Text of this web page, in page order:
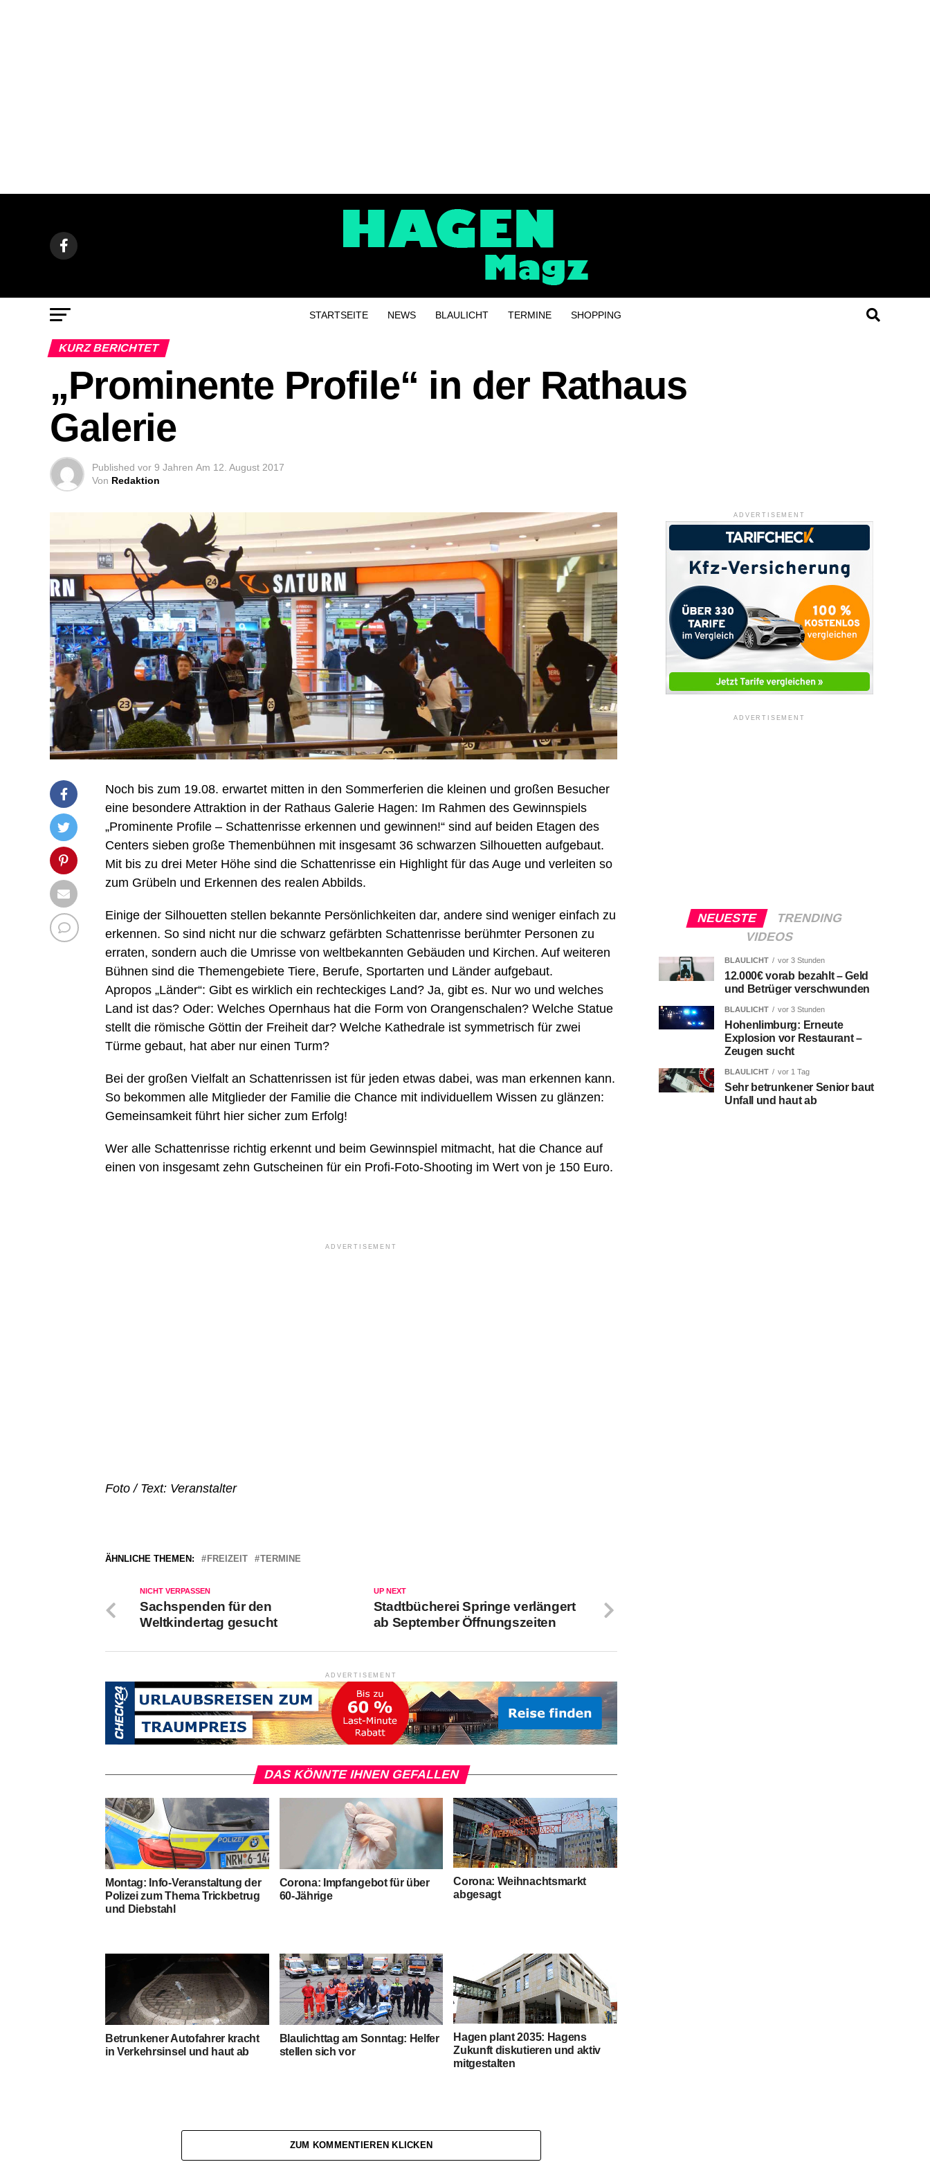
STARTSEITE NEWS BLAULICHT TERMINE SHOPPING
KURZ BERICHTET
„Prominente Profile“ in der Rathaus
Galerie
Published vor 9 Jahren Am 12. August 2017
Von Redaktion
Noch bis zum 19.08. erwartet mitten in den Sommerferien die kleinen und großen Besucher
eine besondere Attraktion in der Rathaus Galerie Hagen: Im Rahmen des Gewinnspiels
„Prominente Profile – Schattenrisse erkennen und gewinnen!“ sind auf beiden Etagen des
Centers sieben große Themenbühnen mit insgesamt 36 schwarzen Silhouetten aufgebaut.
Mit bis zu drei Meter Höhe sind die Schattenrisse ein Highlight für das Auge und verleiten so
zum Grübeln und Erkennen des realen Abbilds.
Einige der Silhouetten stellen bekannte Persönlichkeiten dar, andere sind weniger einfach zu
erkennen. So sind nicht nur die schwarz gefärbten Schattenrisse berühmter Personen zu
erraten, sondern auch die Umrisse von weltbekannten Gebäuden und Kirchen. Auf weiteren
Bühnen sind die Themengebiete Tiere, Berufe, Sportarten und Länder aufgebaut.
Apropos „Länder“: Gibt es wirklich ein rechteckiges Land? Ja, gibt es. Nur wo und welches
Land ist das? Oder: Welches Opernhaus hat die Form von Orangenschalen? Welche Statue
stellt die römische Göttin der Freiheit dar? Welche Kathedrale ist symmetrisch für zwei
Türme gebaut, hat aber nur einen Turm?
Bei der großen Vielfalt an Schattenrissen ist für jeden etwas dabei, was man erkennen kann.
So bekommen alle Mitglieder der Familie die Chance mit individuellem Wissen zu glänzen:
Gemeinsamkeit führt hier sicher zum Erfolg!
Wer alle Schattenrisse richtig erkennt und beim Gewinnspiel mitmacht, hat die Chance auf
einen von insgesamt zehn Gutscheinen für ein Profi-Foto-Shooting im Wert von je 150 Euro.
ADVERTISEMENT
Foto / Text: Veranstalter
ÄHNLICHE THEMEN: FREIZEIT TERMINE
UP NEXT
Stadtbücherei Springe verlängert
ab September Öffnungszeiten
NICHT VERPASSEN
Sachspenden für den
Weltkindertag gesucht
ADVERTISEMENT
DAS KÖNNTE IHNEN GEFALLEN
Montag: Info-Veranstaltung der
Polizei zum Thema Trickbetrug
und Diebstahl
Corona: Impfangebot für über
60-Jährige
Corona: Weihnachtsmarkt
abgesagt
Betrunkener Autofahrer kracht
in Verkehrsinsel und haut ab
Blaulichttag am Sonntag: Helfer
stellen sich vor
Hagen plant 2035: Hagens
Zukunft diskutieren und aktiv
mitgestalten
ZUM KOMMENTIEREN KLICKEN
ADVERTISEMENT
ADVERTISEMENT
NEUESTE
TRENDING
VIDEOS
BLAULICHT vor 3 Stunden
12.000€ vorab bezahlt – Geld
und Betrüger verschwunden
BLAULICHT vor 3 Stunden
Hohenlimburg: Erneute
Explosion vor Restaurant –
Zeugen sucht
BLAULICHT vor 1 Tag
Sehr betrunkener Senior baut
Unfall und haut ab